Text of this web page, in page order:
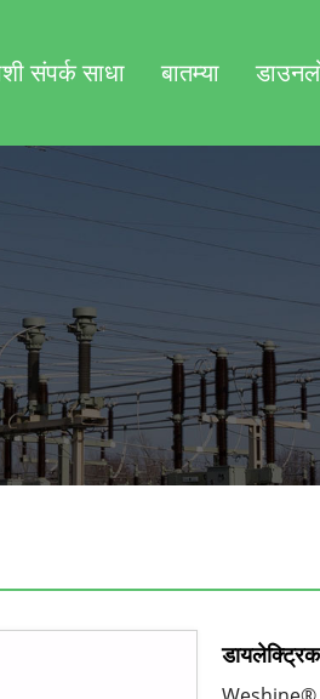
संपर्क साधा बातम्या